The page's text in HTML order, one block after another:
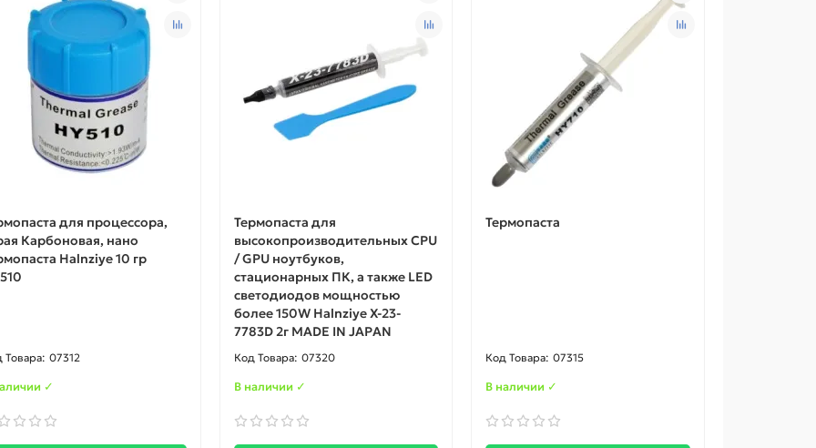
для процессора,
Карбоновая, нано
Halnziye 10 гр
07312
✓
Термопаста для
высокопроизводительных CPU
/ GPU ноутбуков,
стационарных ПК, а также LED
светодиодов мощностью
более 150W Halnziye X-23-
7783D 2г MADE IN JAPAN
07320
В наличии ✓
Термопаста
07315
В наличии ✓